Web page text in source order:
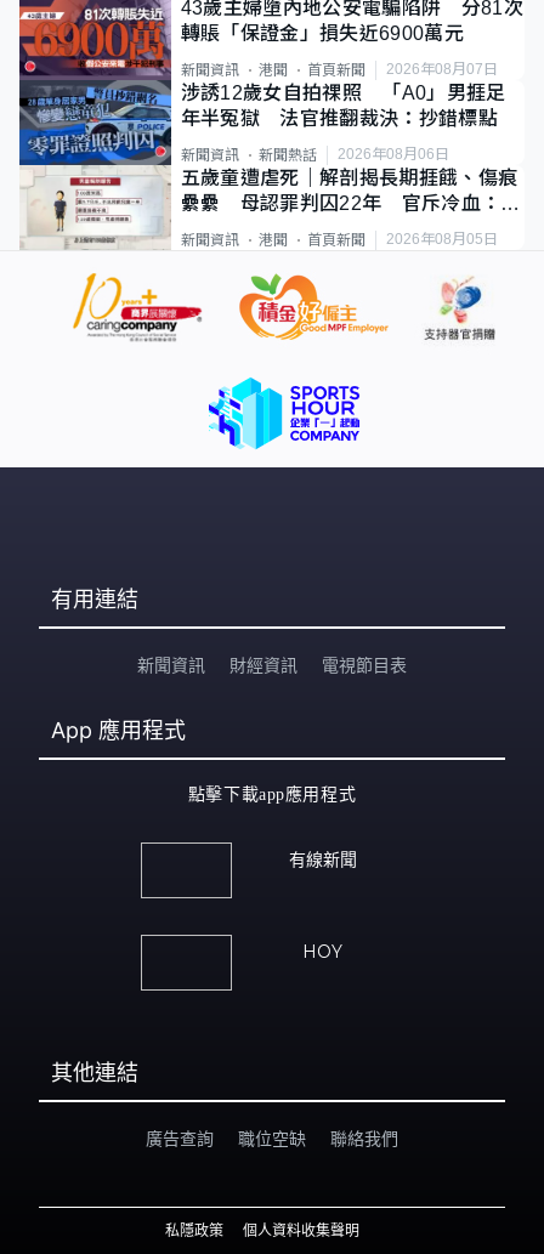
43歲主婦墮內地公安電騙陷阱 分81次
轉賬「保證金」損失近6900萬元
新聞資訊 港聞 首頁新聞 2026年08月07日
涉誘12歲女自拍祼照 「A0」男捱足
年半冤獄 法官推翻裁決：抄錯標點
新聞資訊 新聞熱話 2026年08月06日
五歲童遭虐死｜解剖揭長期捱餓、傷痕
纍纍 母認罪判囚22年 官斥冷血：同
類案最惡劣
新聞資訊 港聞 首頁新聞 2026年08月05日
有用連結
新聞資訊 財經資訊 電視節目表
App 應用程式
點擊下載app應用程式
有線新聞
HOY
其他連結
廣告查詢 職位空缺 聯絡我們
私隱政策 個人資料收集聲明